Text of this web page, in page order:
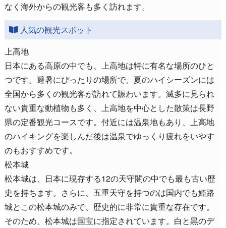
なく海外からの観光客も多く訪れます。
人気の観光スポット
上高地
日本にある高原の中でも、上高地は特に有名な場所のひと
つです。避暑にぴったりの場所で、夏のハイシーズンには
全国から多くの観光客が訪れて賑わいます。滅多に見られ
ない貴重な動植物も多く、上高地を中心とした散策は長野
県の定番観光コースです。付近には温泉地もあり、上高地
のハイキングを楽しんだ後は温泉でゆっくり疲れをいやす
のもおすすめです。
松本城
松本城は、日本に現存する12の天守閣の中でも最も古い歴
史を持ちます。さらに、五重天守を持つのは国内でも姫路
城とこの松本城のみで、歴史的に非常に貴重な存在です。
そのため、松本城は国宝に指定されています。白と黒のデ